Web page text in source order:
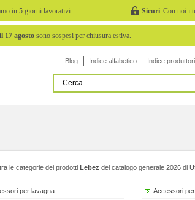
in 5 giorni lavorativi Sicuri Con noi i
17 agostosono sospesi per chiusura estiva.
Blog Indice alfabetico Indice produttori
le categorie dei prodotti Lebez del catalogo generale 2026 di
per lavagna
Accessori